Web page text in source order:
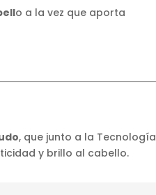
o a la vez que aporta
, que junto a la Tecnología
y brillo al cabello.